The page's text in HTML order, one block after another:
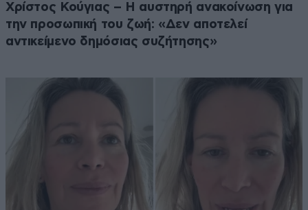
Χρίστος Κούγιας – Η αυστηρή ανακοίνωση για
την προσωπική του ζωή: «Δεν αποτελεί
αντικείμενο δημόσιας συζήτησης»